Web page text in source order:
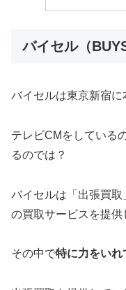
バイセル（
バイセルは東京新宿に
テレビCMをしている
るのでは？
バイセルは「出張買
の買取サービスを提供
その中で特に力をいれ